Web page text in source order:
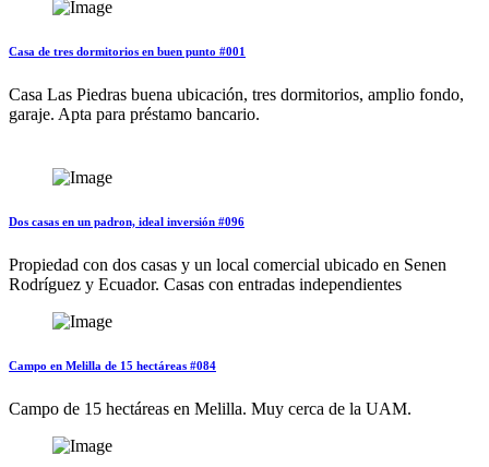
Casa de tres dormitorios en buen punto #001
Casa Las Piedras buena ubicación, tres dormitorios, amplio fondo,
garaje. Apta para préstamo bancario.
Dos casas en un padron, ideal inversión #096
Propiedad con dos casas y un local comercial ubicado en Senen
Rodríguez y Ecuador. Casas con entradas independientes
Campo en Melilla de 15 hectáreas #084
Campo de 15 hectáreas en Melilla. Muy cerca de la UAM.